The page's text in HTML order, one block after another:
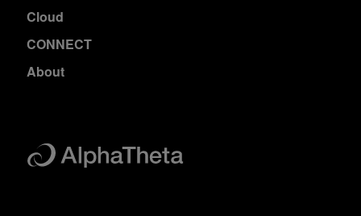
Cloud
CONNECT
About